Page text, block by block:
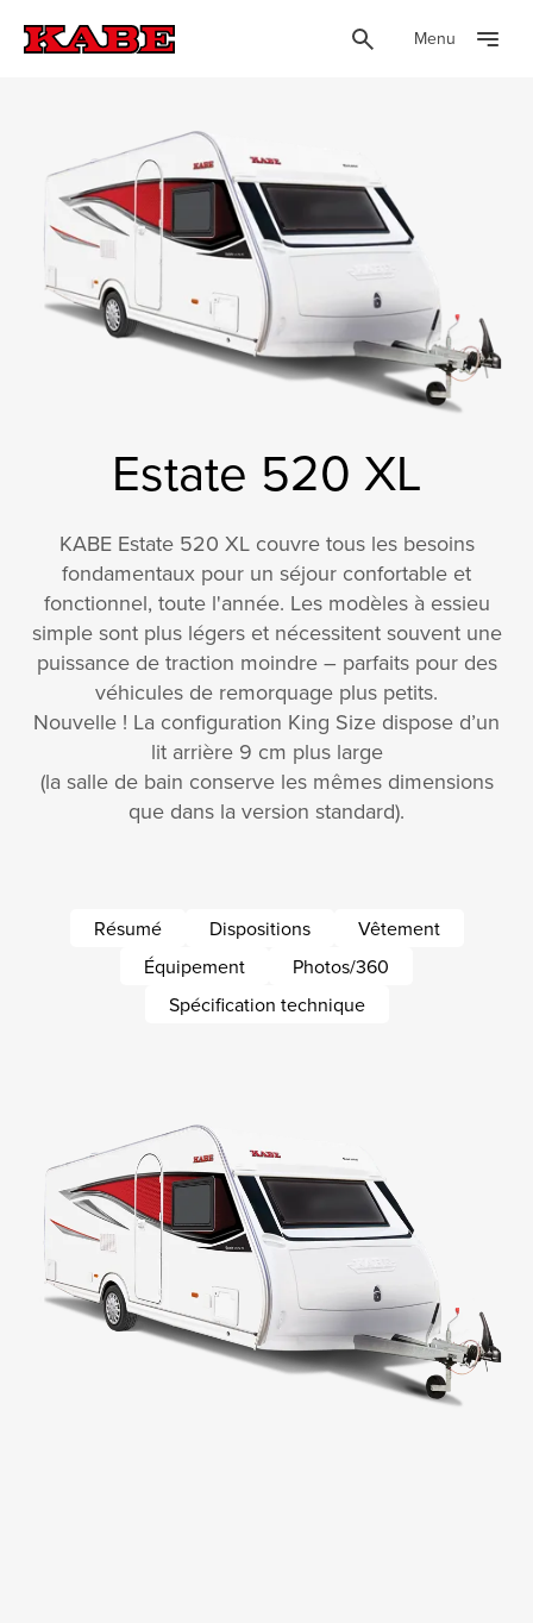
Menu
Estate 520 XL
KABE Estate 520 XL couvre tous les besoins
fondamentaux pour un séjour confortable et
fonctionnel, toute l'année. Les modèles à essieu
simple sont plus légers et nécessitent souvent une
puissance de traction moindre – parfaits pour des
véhicules de remorquage plus petits.
Nouvelle ! La configuration King Size dispose d’un
lit arrière 9 cm plus large
(la salle de bain conserve les mêmes dimensions
que dans la version standard).
Résumé Dispositions
Vêtement
Équipement
Photos/360
Spécification technique